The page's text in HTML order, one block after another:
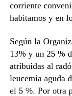
corriente
habitamos y en
Según la
13% y un 25 %
atribuidas al
leucemia aguda
el 5 %. Por otra